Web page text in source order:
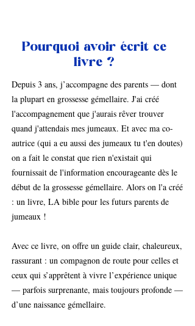
Pourquoi avoir écrit ce
livre ?
Depuis 3 ans, j’accompagne des parents — dont
la plupart en grossesse gémellaire. J'ai créé
l'accompagnement que j'aurais rêver trouver
quand j'attendais mes jumeaux. Et avec ma co-
autrice (qui a eu aussi des jumeaux tu t'en doutes)
on a fait le constat que rien n'existait qui
fournissait de l'information encourageante dès le
début de la grossesse gémellaire. Alors on l'a créé
: un livre, LA bible pour les futurs parents de
jumeaux !
Avec ce livre, on offre un guide clair, chaleureux,
rassurant : un compagnon de route pour celles et
ceux qui s’apprêtent à vivre l’expérience unique
— parfois surprenante, mais toujours profonde —
d’une naissance gémellaire.